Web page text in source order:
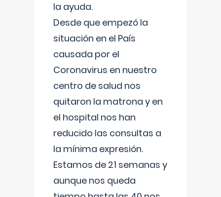
la ayuda.
Desde que empezó la
situación en el País
causada por el
Coronavirus en nuestro
centro de salud nos
quitaron la matrona y en
el hospital nos han
reducido las consultas a
la mínima expresión.
Estamos de 21 semanas y
aunque nos queda